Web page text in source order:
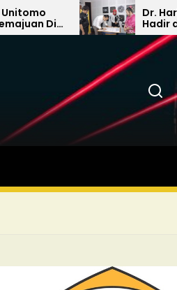
Dr. Harley:
Hadir di FIKOM
Ultah Buat